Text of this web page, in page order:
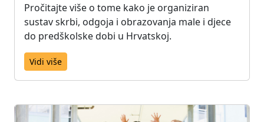
Pročitajte više o tome kako je organiziran
sustav skrbi, odgoja i obrazovanja male i djece
do predškolske dobi u Hrvatskoj.
Vidi više